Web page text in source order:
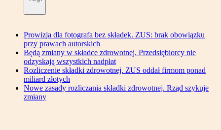
Prowizja dla fotografa bez składek. ZUS: brak obowiązku
przy prawach autorskich
Będą zmiany w składce zdrowotnej. Przedsiębiorcy nie
odzyskają wszystkich nadpłat
Rozliczenie składki zdrowotnej. ZUS oddał firmom ponad
miliard złotych
Nowe zasady rozliczania składki zdrowotnej. Rząd szykuje
zmiany